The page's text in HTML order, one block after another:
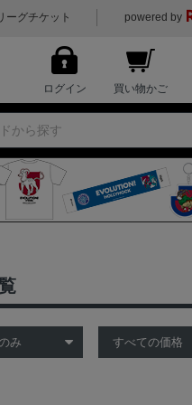
ーグチケット powered by
ログイン 買い物かご